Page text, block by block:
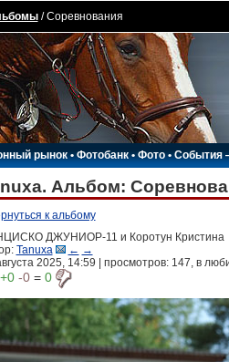
/ Соревнования
рынок•Фотобанк •Фото•События
Альбом:
к альбому
ДЖУНИОР-11 и Коротун Кристина
Tanuxa ← →
2025, 14:59 | просмотров: 147, в
+0 -0= 0